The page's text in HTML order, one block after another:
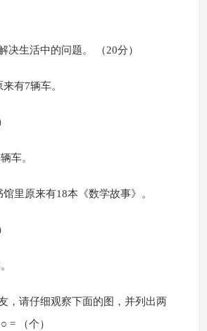
决生活中的问题。 （20分）
有7辆车。
车。
里原来有18本《数学故事》。
，请仔细观察下面的图，并列出两
= （个）